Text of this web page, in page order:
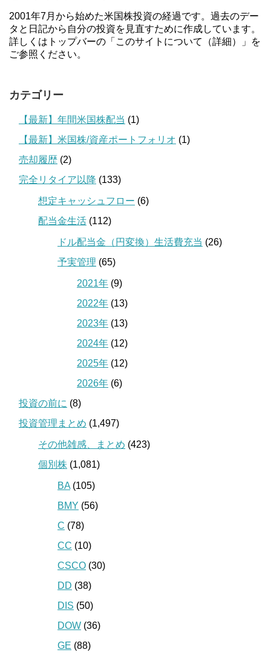
2001年7月から始めた米国株投資の経過です。過去のデー
タと日記から自分の投資を見直すために作成しています。
詳しくはトップバーの「このサイトについて（詳細）」を
ご参照ください。
カテゴリー
【最新】年間米国株配当 (1)
【最新】米国株/資産ポートフォリオ (1)
売却履歴 (2)
完全リタイア以降 (133)
想定キャッシュフロー (6)
配当金生活 (112)
ドル配当金（円変換）生活費充当 (26)
予実管理 (65)
2021年 (9)
2022年 (13)
2023年 (13)
2024年 (12)
2025年 (12)
2026年 (6)
投資の前に (8)
投資管理まとめ (1,497)
その他雑感、まとめ (423)
個別株 (1,081)
BA (105)
BMY (56)
C (78)
CC (10)
CSCO (30)
DD (38)
DIS (50)
DOW (36)
GE (88)